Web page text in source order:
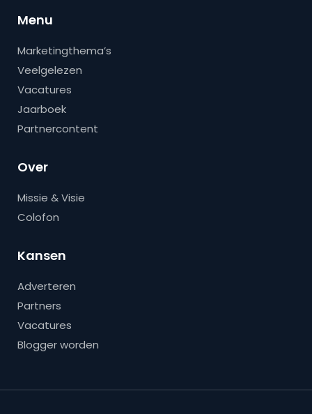
Menu
Marketingthema’s
Veelgelezen
Vacatures
Jaarboek
Partnercontent
Over
Missie & Visie
Colofon
Kansen
Adverteren
Partners
Vacatures
Blogger worden